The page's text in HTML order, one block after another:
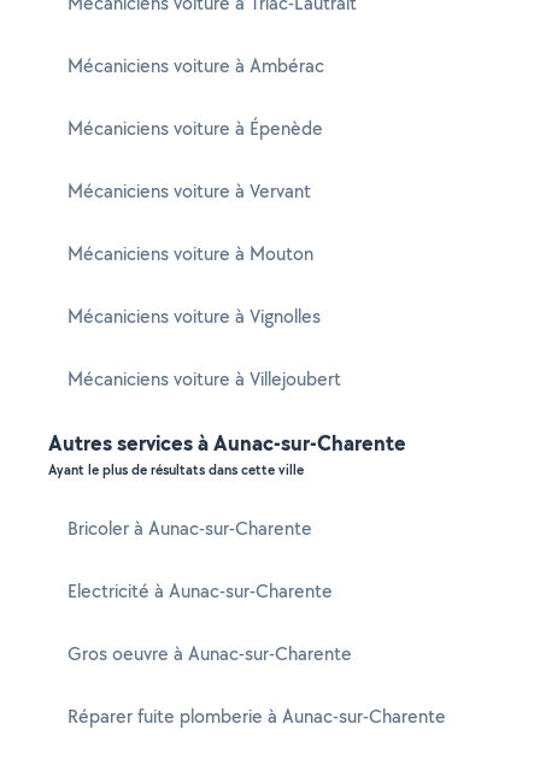
Mécaniciens voiture à Ambérac
Mécaniciens voiture à Épenède
Mécaniciens voiture à Vervant
Mécaniciens voiture à Mouton
Mécaniciens voiture à Vignolles
Mécaniciens voiture à Villejoubert
Autres services à Aunac-sur-Charente
Ayant le plus de résultats dans cette ville
Bricoler à Aunac-sur-Charente
Electricité à Aunac-sur-Charente
Gros oeuvre à Aunac-sur-Charente
Réparer fuite plomberie à Aunac-sur-Charente